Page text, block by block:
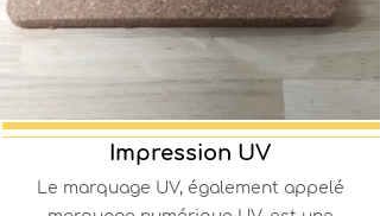
Impression UV
Le marquage UV, également appelé